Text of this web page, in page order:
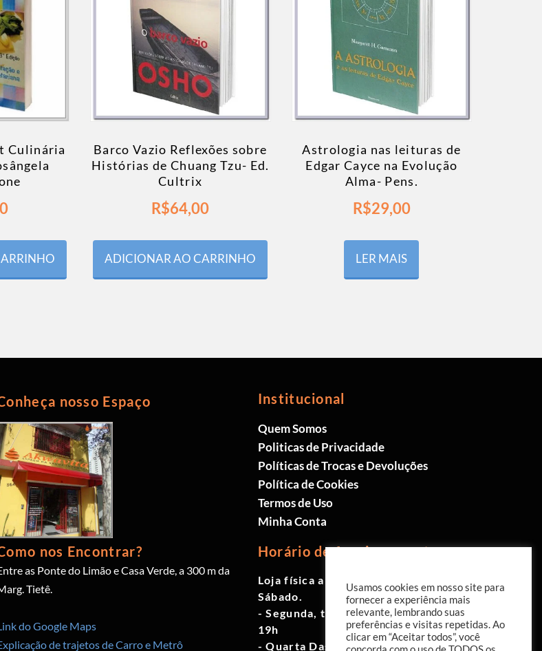
Culinária
Barco Vazio Reflexões sobre
Histórias de Chuang Tzu- Ed.
Cultrix
R$64,00
ADICIONAR AO CARRINHO
Astrologia nas leituras de
Edgar Cayce na Evolução
Alma- Pens.
R$29,00
LER MAIS
nosso Espaço
nos Encontrar?
as Ponte do Limão e Casa Verde, a 300 m da
Tietê.
do Google Maps
de trajetos de Carro e Metrô
Institucional
Quem Somos
Politicas de Privacidade
Políticas de Trocas e Devoluções
Política de Cookies
Termos de Uso
Minha Conta
Horário de funcionamento
Loja física aberta de Segunda à
Sábado.
- Segunda, terça e quinta das 9h às
19h
- Quarta Das 10h às 18h
Usamos cookies em nosso site para
fornecer a experiência mais
relevante, lembrando suas
preferências e visitas repetidas. Ao
clicar em “Aceitar todos”, você